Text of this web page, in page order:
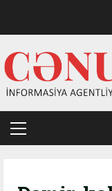
Primary